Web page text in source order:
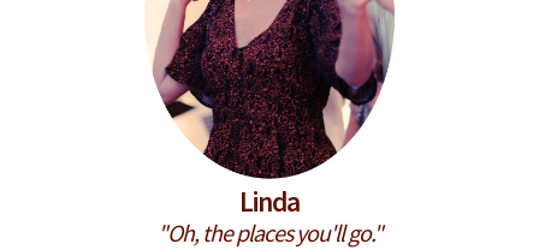
Linda
"Oh, the places you'll go."